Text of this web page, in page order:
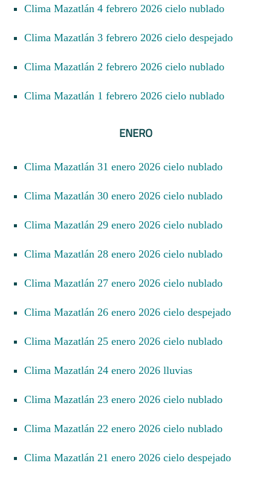
Clima Mazatlán 4 febrero 2026 cielo nublado
Clima Mazatlán 3 febrero 2026 cielo despejado
Clima Mazatlán 2 febrero 2026 cielo nublado
Clima Mazatlán 1 febrero 2026 cielo nublado
ENERO
Clima Mazatlán 31 enero 2026 cielo nublado
Clima Mazatlán 30 enero 2026 cielo nublado
Clima Mazatlán 29 enero 2026 cielo nublado
Clima Mazatlán 28 enero 2026 cielo nublado
Clima Mazatlán 27 enero 2026 cielo nublado
Clima Mazatlán 26 enero 2026 cielo despejado
Clima Mazatlán 25 enero 2026 cielo nublado
Clima Mazatlán 24 enero 2026 lluvias
Clima Mazatlán 23 enero 2026 cielo nublado
Clima Mazatlán 22 enero 2026 cielo nublado
Clima Mazatlán 21 enero 2026 cielo despejado